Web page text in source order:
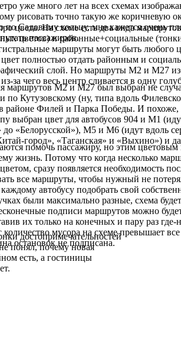
уже много лет на всех схемах
рисовать точно такую же коричневую
по Садовому кольцу, мне кажется очень
пассажиров.
цвета. На схеме есть два вида
цветов) и районные+социальные
маршруты могут быть любого
полностью отдать районным и
слой. Но маршруты М2 и М27
за чего весь центр сливается в одну
маршрутов М2 и М27 был выбран не
по Кутузовскому (ну, типа вдоль
районе Филей и Парка Победы. И похоже,
выбран цвет для автобусов 904 и М1
до «Белорусской»), М5 и М6 (идут вдоль
город», «Таганская» и «Выхино») и
помочь пассажиру, но этим цветовым
жизнь. Потому что когда несколько
сразу появляется необходимость
все маршруты, чтобы нужный не
автобусу подобрать свой
были максимально разные, схема
подписи маршрутов можно
их только на конечных и пару раз где-
количество мусора на схеме превышает
остановок не подписана.
достопримечательностей
понял, почему новая
есть, а гостиницы